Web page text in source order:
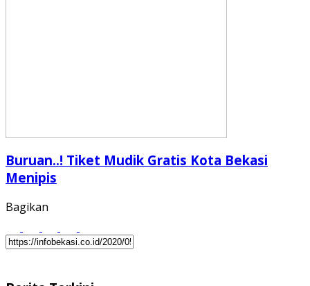
Buruan..! Tiket Mudik Gratis Kota Bekasi
Menipis
Bagikan